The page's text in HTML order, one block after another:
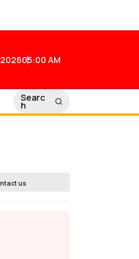
05:00 AM
Searc
h
us